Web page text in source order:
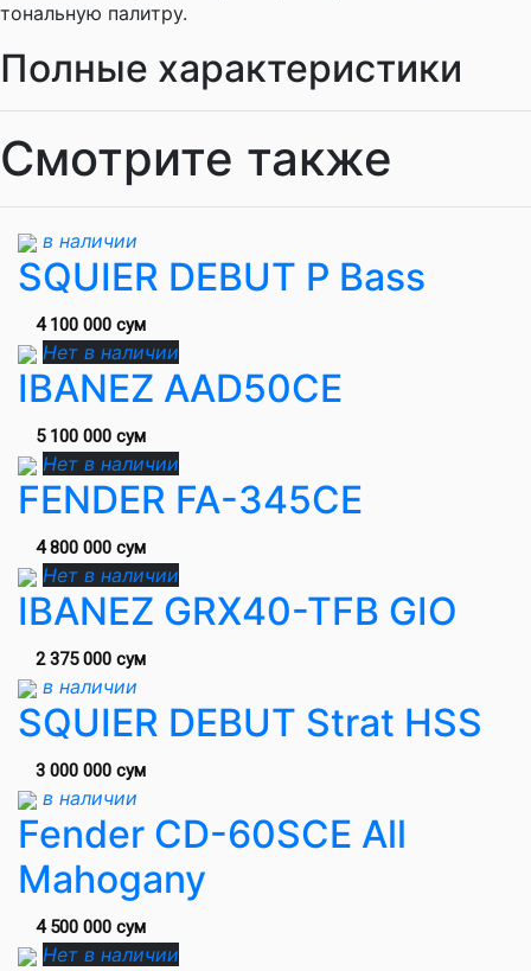
тональную палитру.
Полные характеристики
Смотрите также
в наличии
SQUIER DEBUT P Bass
4 100 000 сум
Нет в наличии
IBANEZ AAD50CE
5 100 000 сум
Нет в наличии
FENDER FA-345CE
4 800 000 сум
Нет в наличии
IBANEZ GRX40-TFB GIO
2 375 000 сум
в наличии
SQUIER DEBUT Strat HSS
3 000 000 сум
в наличии
Fender CD-60SCE All
Mahogany
4 500 000 сум
Нет в наличии